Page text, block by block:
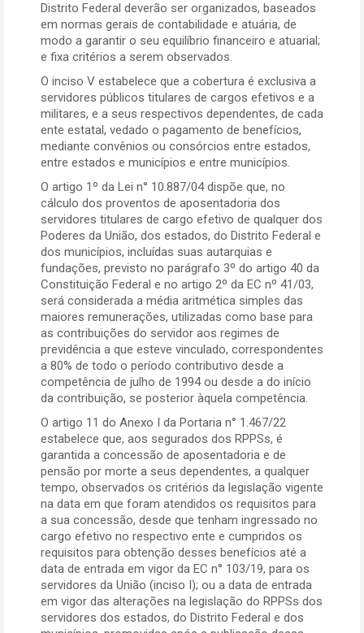
Distrito Federal deverão ser organizados, baseados
em normas gerais de contabilidade e atuária, de
modo a garantir o seu equilíbrio financeiro e atuarial;
e fixa critérios a serem observados.
O inciso V estabelece que a cobertura é exclusiva a
servidores públicos titulares de cargos efetivos e a
militares, e a seus respectivos dependentes, de cada
ente estatal, vedado o pagamento de benefícios,
mediante convênios ou consórcios entre estados,
entre estados e municípios e entre municípios.
O artigo 1º da Lei n° 10.887/04 dispõe que, no
cálculo dos proventos de aposentadoria dos
servidores titulares de cargo efetivo de qualquer dos
Poderes da União, dos estados, do Distrito Federal e
dos municípios, incluídas suas autarquias e
fundações, previsto no parágrafo 3º do artigo 40 da
Constituição Federal e no artigo 2º da EC nº 41/03,
será considerada a média aritmética simples das
maiores remunerações, utilizadas como base para
as contribuições do servidor aos regimes de
previdência a que esteve vinculado, correspondentes
a 80% de todo o período contributivo desde a
competência de julho de 1994 ou desde a do início
da contribuição, se posterior àquela competência.
O artigo 11 do Anexo I da Portaria n° 1.467/22
estabelece que, aos segurados dos RPPSs, é
garantida a concessão de aposentadoria e de
pensão por morte a seus dependentes, a qualquer
tempo, observados os critérios da legislação vigente
na data em que foram atendidos os requisitos para
a sua concessão, desde que tenham ingressado no
cargo efetivo no respectivo ente e cumpridos os
requisitos para obtenção desses benefícios até a
data de entrada em vigor da EC n° 103/19, para os
servidores da União (inciso I); ou a data de entrada
em vigor das alterações na legislação do RPPSs dos
servidores dos estados, do Distrito Federal e dos